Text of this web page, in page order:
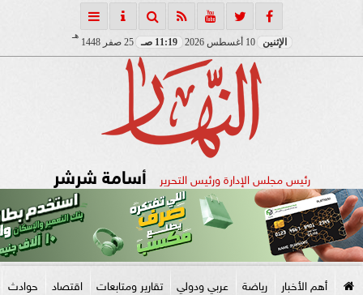
الإثنين 10 أغسطس 2026 11:19 صـ 25 صفر 1448
هـ
رئيس مجلس الإدارة ورئيس التحرير أسامة شرشر
أهم الأخبار رياضة عربي ودولي تقارير ومتابعات اقتصاد حوادث